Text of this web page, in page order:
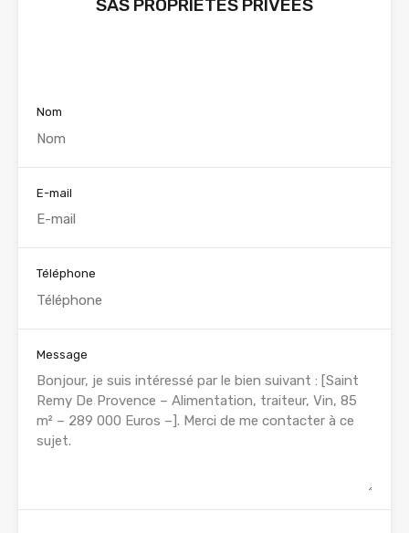
SAS PROPRIETES PRIVEES
Nom
E-mail
Téléphone
Message